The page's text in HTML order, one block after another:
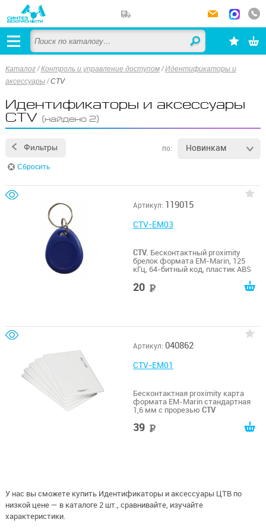
Каталог /Контроль и управление доступом /Идентификаторы и
аксессуары/CTV
Идентификаторы и аксессуары
CTV (найдено 2)
Фильтры по: Новинкам
Сбросить
Артикул: 119015
CTV-EM03
CTV. Бесконтактный proximity
брелок формата EM-Marin, 125
кГц, 64-битный код, пластик ABS
20
Артикул: 040862
CTV-EM01
Бесконтактная proximity карта
формата EM-Marin стандартная
1,6 мм с прорезью CTV
39
У нас вы сможете купить Идентификаторы и аксессуары ЦТВ по
низкой цене — в каталоге 2 шт., сравнивайте, изучайте
характеристики.